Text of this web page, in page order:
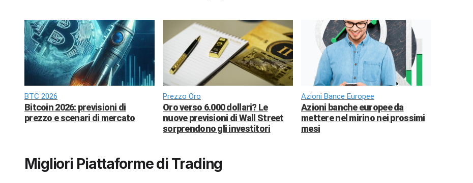
BTC 2026
Bitcoin 2026: previsioni di
prezzo e scenari di mercato
Prezzo Oro
Oro verso 6.000 dollari? Le
nuove previsioni di Wall Street
sorprendono gli investitori
Azioni Bance Europee
Azioni banche europee da
mettere nel mirino nei prossimi
mesi
Migliori Piattaforme di Trading